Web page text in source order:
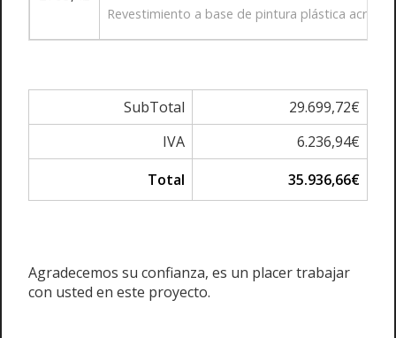
Revestimiento a base de pintura plástica
SubTotal
29.699,72€
IVA
6.236,94€
Total
35.936,66€
Agradecemos su confianza, es un placer trabajar
con usted en este proyecto.